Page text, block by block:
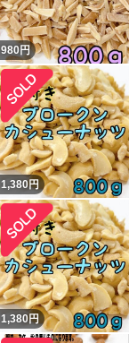
980円
1,380円
1,380円